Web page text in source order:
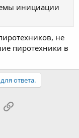
инициации
не
пиротехники в
ответа.
почта
Ссылка